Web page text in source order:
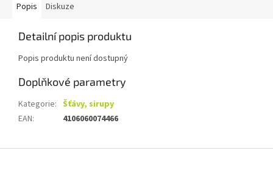
Popis Diskuze
Detailní popis produktu
Popis produktu není dostupný
Doplňkové parametry
Kategorie: Šťávy, sirupy
EAN: 4106060074466